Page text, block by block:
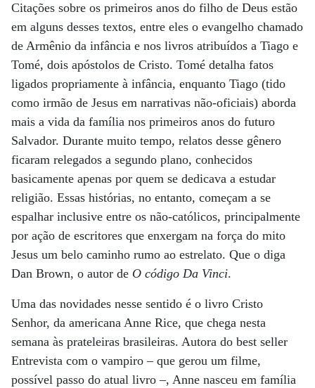
Citações sobre os primeiros anos do filho de Deus estão
em alguns desses textos, entre eles o evangelho chamado
de Armênio da infância e nos livros atribuídos a Tiago e
Tomé, dois apóstolos de Cristo. Tomé detalha fatos
ligados propriamente à infância, enquanto Tiago (tido
como irmão de Jesus em narrativas não-oficiais) aborda
mais a vida da família nos primeiros anos do futuro
Salvador. Durante muito tempo, relatos desse gênero
ficaram relegados a segundo plano, conhecidos
basicamente apenas por quem se dedicava a estudar
religião. Essas histórias, no entanto, começam a se
espalhar inclusive entre os não-católicos, principalmente
por ação de escritores que enxergam na força do mito
Jesus um belo caminho rumo ao estrelato. Que o diga
Dan Brown, o autor de O código Da Vinci.
Uma das novidades nesse sentido é o livro Cristo
Senhor, da americana Anne Rice, que chega nesta
semana às prateleiras brasileiras. Autora do best seller
Entrevista com o vampiro – que gerou um filme,
possível passo do atual livro –, Anne nasceu em família